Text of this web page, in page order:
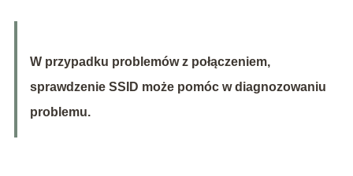
W przypadku problemów z połączeniem,
sprawdzenie SSID może pomóc w diagnozowaniu
problemu.